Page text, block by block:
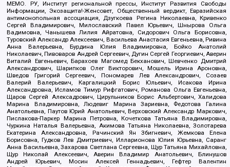
МЕМО. РУ, Институт региональной прессы, Институт Развития Свободы
Информации, Экозащита!-Женсовет, Общественный вердикт, Евразийская
антимонопольная ассоциация, Дзугкоева Регина Николаевна, Кривенко
Сергей Владимирович, Милославский Павел Юрьевич, Шнырова Ольга
Вадимовна, Чанышева Лилия Айратовна, Сидорович Ольга Борисовна,
Туровский Александр Алексеевич, Васильева Анастасия Евгеньевна, Ривина
Анна Валерьевна, Бурдина Юлия Владимировна, Бойко Анатолий
Николаевич, Пивоваров Андрей Сергеевич, Дугин Сергей Георгиевич, Аверин
Виталий Евгеньевич, Барахоев Магомед Бекханович, Шевченко Дмитрий
Александрович, Шарипков Олег Викторович, Мошель Ирина Ароновна,
Шведов Григорий Сергеевич, Пономарев Лев Александрович, Созаев
Валерий Валерьевич, Каргалицкий Борис Юльевич, Исакова Ирина
Александровна, Исламов Тимур Рифгатович, Романова Ольга Евгеньевна,
Щаров Сергей Алексадрович, Цирульников Борис Альбертович, Халидова
Марина Владимировна, Людевиг Марина Зариевна, Федотова Галина
Анатольевна, Паутов Юрий Анатольевич, Верховский Александр Маркович,
Пислакова-Паркер Марина Петровна, Кочеткова Татьяна Владимировна,
Чуркина Наталья Валерьевна, Акимова Татьяна Николаевна, Золотарева
Екатерина Александровна, Рачинский Ян Збигневич, Жемкова Елена
Борисовна, Гудков Лев Дмитриевич, Илларионова Юлия Юрьевна, Саранг
Анна Васильевна, Захарова Светлана Сергеевна, Щур Татьяна Михайловна,
Щур Николай Алексеевич, Аверин Владимир Анатольевич, Блинушов
Андрей Юрьевич, Мосин Алексей Геннадьевич, Гефтер Валентин